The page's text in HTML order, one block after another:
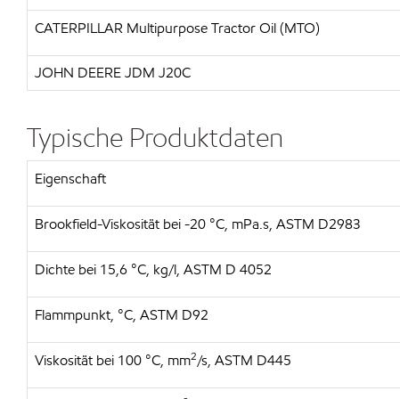
CATERPILLAR Multipurpose Tractor Oil (MTO)
JOHN DEERE JDM J20C
Typische Produktdaten
Eigenschaft
Brookfield-Viskosität bei -20 °C, mPa.s, ASTM D2983
Dichte bei 15,6 °C, kg/l, ASTM D 4052
Flammpunkt, °C, ASTM D92
Viskosität bei 100 °C, mm2/s, ASTM D445